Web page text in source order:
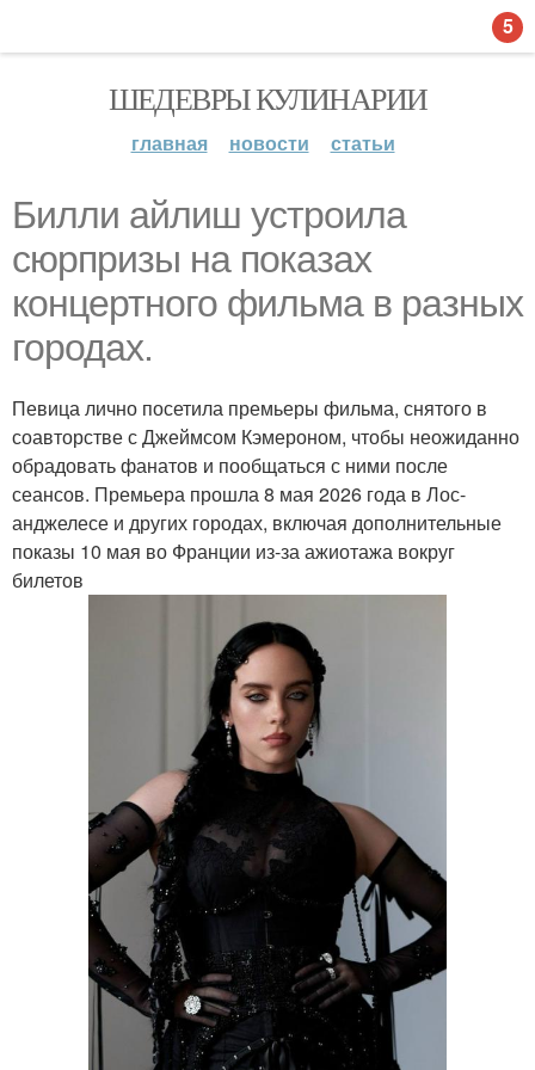
ШЕДЕВРЫ КУЛИНАРИИ
главная новости статьи
Билли айлиш устроила
сюрпризы на показах
концертного фильма в разных
городах.
Певица лично посетила премьеры фильма, снятого в
соавторстве с Джеймсом Кэмероном, чтобы неожиданно
обрадовать фанатов и пообщаться с ними после
сеансов. Премьера прошла 8 мая 2026 года в Лос-
анджелесе и других городах, включая дополнительные
показы 10 мая во Франции из-за ажиотажа вокруг
билетов
5